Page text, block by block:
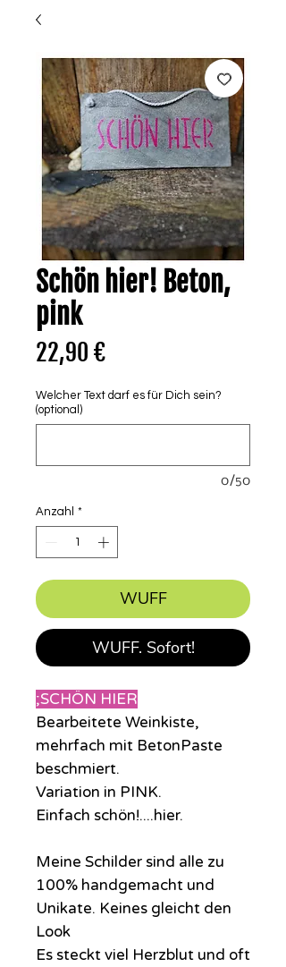
Schön hier! Beton,
pink
22,90 €Preis
Welcher Text darf es für Dich sein?
(optional)
0/50
Anzahl *
WUFF
WUFF. Sofort!
;SCHÖN HIER
Bearbeitete Weinkiste,
mehrfach mit BetonPaste
beschmiert.
Variation in PINK.
Einfach schön!....hier.
Meine Schilder sind alle zu
100% handgemacht und
Unikate. Keines gleicht den
Look
Es steckt viel Herzblut und oft